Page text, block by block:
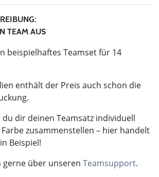
TEAM AUS
beispielhaftes Teamset für 14
enthält der Preis auch schon die
dir deinen Teamsatz individuell
zusammenstellen – hier handelt
Beispiel!
über unseren Teamsupport.